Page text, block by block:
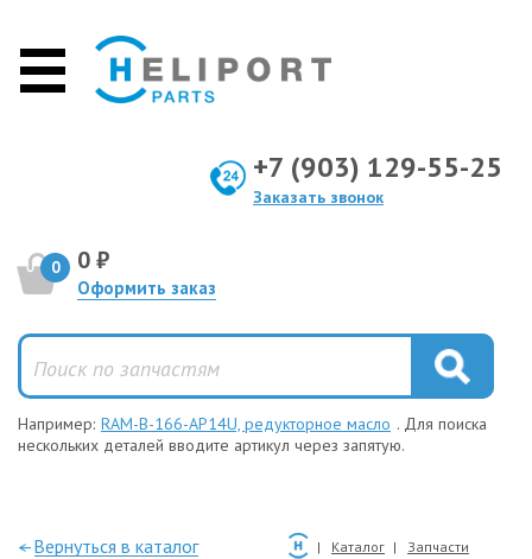
+7 (903) 129-55-25
Заказать звонок
0 0 ₽
Оформить заказ
Например: RAM-B-166-AP14U, редукторное масло . Для поиска
нескольких деталей вводите артикул через запятую.
—Вернуться в каталог Каталог Запчасти